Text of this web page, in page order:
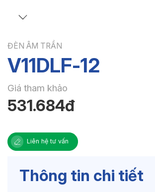
ĐÈN ÂM TRẦN
V11DLF-12
Giá tham khảo
531.684đ
Liên hệ tư vấn
Thông tin chi tiết